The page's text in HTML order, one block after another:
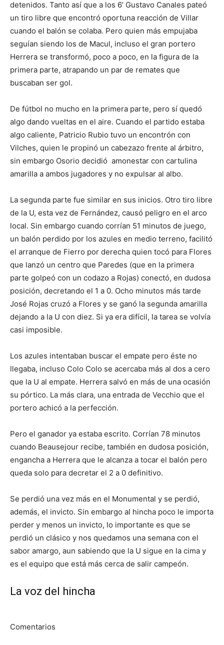
detenidos. Tanto así que a los 6’ Gustavo Canales pateó
un tiro libre que encontró oportuna reacción de Villar
cuando el balón se colaba. Pero quien más empujaba
seguían siendo los de Macul, incluso el gran portero
Herrera se transformó, poco a poco, en la figura de la
primera parte, atrapando un par de remates que
buscaban ser gol.
De fútbol no mucho en la primera parte, pero sí quedó
algo dando vueltas en el aire. Cuando el partido estaba
algo caliente, Patricio Rubio tuvo un encontrón con
Vilches, quien le propinó un cabezazo frente al árbitro,
sin embargo Osorio decidió amonestar con cartulina
amarilla a ambos jugadores y no expulsar al albo.
La segunda parte fue similar en sus inicios. Otro tiro libre
de la U, esta vez de Fernández, causó peligro en el arco
local. Sin embargo cuando corrían 51 minutos de juego,
un balón perdido por los azules en medio terreno, facilitó
el arranque de Fierro por derecha quien tocó para Flores
que lanzó un centro que Paredes (que en la primera
parte golpeó con un codazo a Rojas) conectó, en dudosa
posición, decretando el 1 a 0. Ocho minutos más tarde
José Rojas cruzó a Flores y se ganó la segunda amarilla
dejando a la U con diez. Si ya era difícil, la tarea se volvía
casi imposible.
Los azules intentaban buscar el empate pero éste no
llegaba, incluso Colo Colo se acercaba más al dos a cero
que la U al empate. Herrera salvó en más de una ocasión
su pórtico. La más clara, una entrada de Vecchio que el
portero achicó a la perfección.
Pero el ganador ya estaba escrito. Corrían 78 minutos
cuando Beausejour recibe, también en dudosa posición,
engancha a Herrera que le alcanza a tocar el balón pero
queda solo para decretar el 2 a 0 definitivo.
Se perdió una vez más en el Monumental y se perdió,
además, el invicto. Sin embargo al hincha poco le importa
perder y menos un invicto, lo importante es que se
perdió un clásico y nos quedamos una semana con el
sabor amargo, aun sabiendo que la U sigue en la cima y
es el equipo que está más cerca de salir campeón.
La voz del hincha
Comentarios